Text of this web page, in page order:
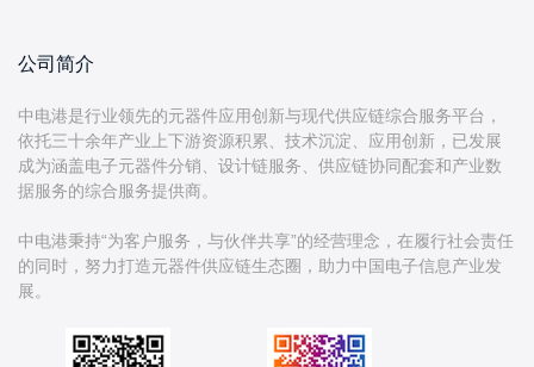
公司简介
中电港是行业领先的元器件应用创新与现代供应链综合服务平台，
依托三十余年产业上下游资源积累、技术沉淀、应用创新，已发展
成为涵盖电子元器件分销、设计链服务、供应链协同配套和产业数
据服务的综合服务提供商。
中电港秉持“为客户服务，与伙伴共享”的经营理念，在履行社会责任
的同时，努力打造元器件供应链生态圈，助力中国电子信息产业发